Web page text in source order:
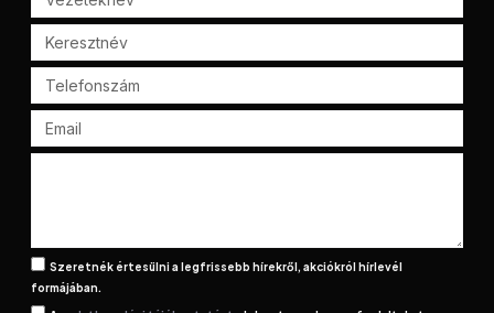
Szeretnék értesülni a legfrissebb hírekről, akciókról hírlevél
formájában.